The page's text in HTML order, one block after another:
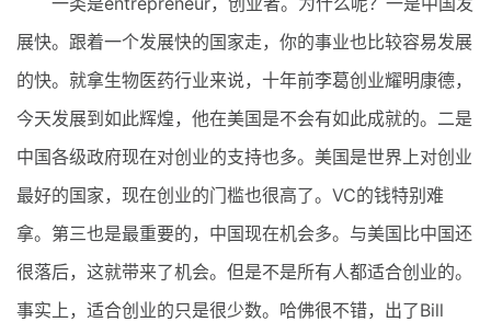
展快。跟着一个发展快的国家走，你的事业也比较容易发展
的快。就拿生物医药行业来说，十年前李葛创业耀明康德，
今天发展到如此辉煌，他在美国是不会有如此成就的。二是
中国各级政府现在对创业的支持也多。美国是世界上对创业
最好的国家，现在创业的门槛也很高了。VC的钱特别难
拿。第三也是最重要的，中国现在机会多。与美国比中国还
很落后，这就带来了机会。但是不是所有人都适合创业的。
事实上，适合创业的只是很少数。哈佛很不错，出了Bill